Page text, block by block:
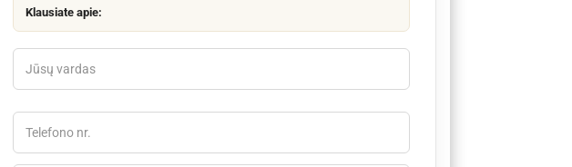
Klausiate apie: